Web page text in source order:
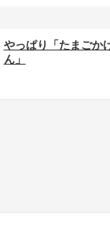
やっぱり「たまごか
ん」